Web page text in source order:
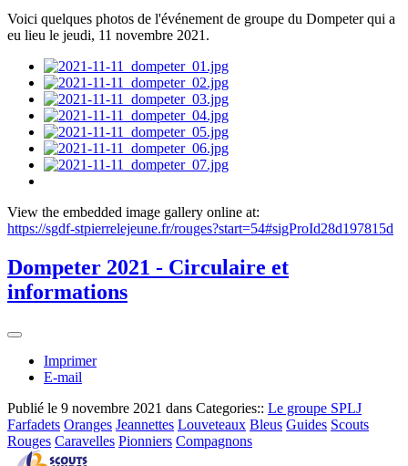
Voici quelques photos de l'événement de groupe du Dompeter qui a
eu lieu le jeudi, 11 novembre 2021.
View the embedded image gallery online at:
https://sgdf-stpierrelejeune.fr/rouges?start=54#sigProId28d197815d
Dompeter 2021 - Circulaire et
informations
Imprimer
E-mail
Publié le 9 novembre 2021 dans Categories:: Le groupe SPLJ
Farfadets Oranges Jeannettes Louveteaux Bleus Guides Scouts
Rouges Caravelles Pionniers Compagnons